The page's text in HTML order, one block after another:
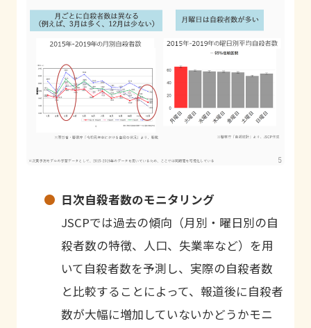
日次自殺者数のモニタリング
JSCPでは過去の傾向（月別・曜日別の自
殺者数の特徴、人口、失業率など）を用
いて自殺者数を予測し、実際の自殺者数
と比較することによって、報道後に自殺者
数が大幅に増加していないかどうかモニ